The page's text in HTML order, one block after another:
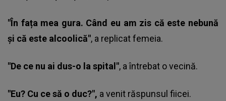
"În fața mea gura. Când eu am zis că este nebună
și că este alcoolică", a replicat femeia.
"De ce nu ai dus-o la spital", a întrebat o vecină.
"Eu? Cu ce să o duc?", a venit răspunsul fiicei.